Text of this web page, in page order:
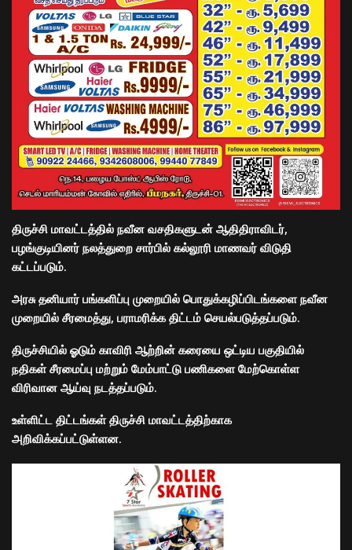
திருச்சி மாவட்டத்தில் நவீன வசதிகளுடன் ஆதிதிராவிடர்,
பழங்குடியினர் நலத்துறை சார்பில் கல்லூரி மாணவர் விடுதி
கட்டப்படும்.
அரசு தனியார் பங்களிப்பு முறையில் பொதுக்கழிப்பிடங்களை நவீன
முறையில் சீரமைத்து, பராமரிக்க திட்டம் செயல்படுத்தப்படும்.
திருச்சியில் ஓடும் காவிரி ஆற்றின் கரையை ஒட்டிய பகுதியில்
நதிகள் சீரமைப்பு மற்றும் மேம்பாட்டு பணிகளை மேற்கொள்ள
விரிவான ஆய்வு நடத்தப்படும்.
உள்ளிட்ட திட்டங்கள் திருச்சி மாவட்டத்திற்காக
அறிவிக்கப்பட்டுள்ளன.